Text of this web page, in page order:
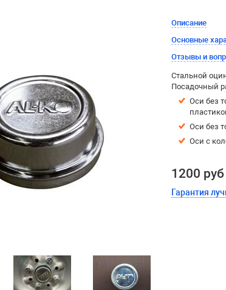
Описание
Основные
Отзывы и
Стальной
Посадочный
Оси без
Оси без
Оси с
1200 руб
Гарантия